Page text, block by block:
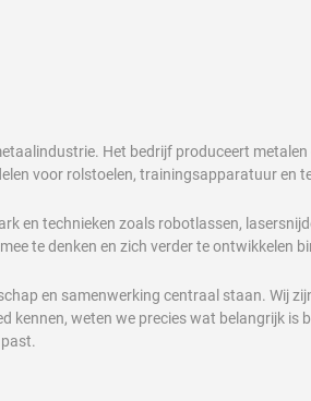
Het bedrijf produceert
voor rolstoelen, trainingsapparatuur en
en technieken zoals robotlassen,
te denken en zich verder te ontwikkelen
en samenwerking centraal staan. Wij
weten we precies wat belangrijk is